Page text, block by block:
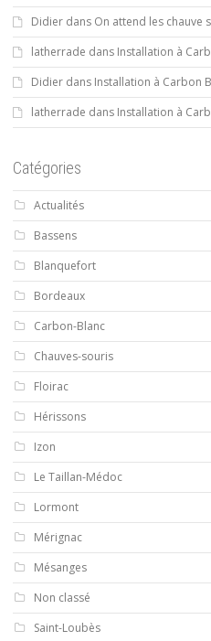
Didier dans On attend les chauve
latherrade dans Installation à
Didier dans Installation à Carbon
latherrade dans Installation à
Catégories
Actualités
Bassens
Blanquefort
Bordeaux
Carbon-Blanc
Chauves-souris
Floirac
Hérissons
Izon
Le Taillan-Médoc
Lormont
Mérignac
Mésanges
Non classé
Saint-Loubès